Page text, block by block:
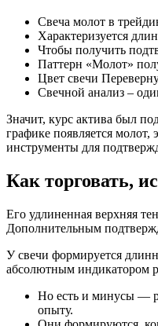
Свеча молот в
Характеризуется
Чтобы получить
Паттерн «Молот»
Цвет свечи
Свечной анализ –
Значит, курс актива был
графике появляется
инструменты для
Как торговать,
Его удлиненная верхняя
Дополнительным
У свечи формируется
абсолютным индикатором
Но есть и минусы —
опыту.